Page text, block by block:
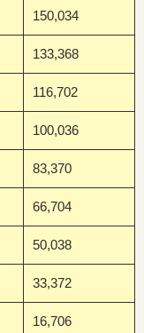
150,034
133,368
116,702
100,036
83,370
66,704
50,038
33,372
16,706